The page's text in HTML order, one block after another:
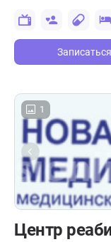
Записаться
1
Центр